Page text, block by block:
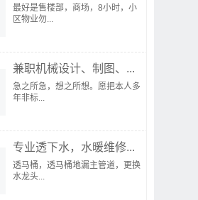
最好是售楼部，商场，8小时，小
区物业勿...
兼职机械设计、制图、...
急之所急，想之所想。愿把本人多
年非标...
专业透下水，水暖维修...
透马桶，透马桶地漏主管道，更换
水龙头...